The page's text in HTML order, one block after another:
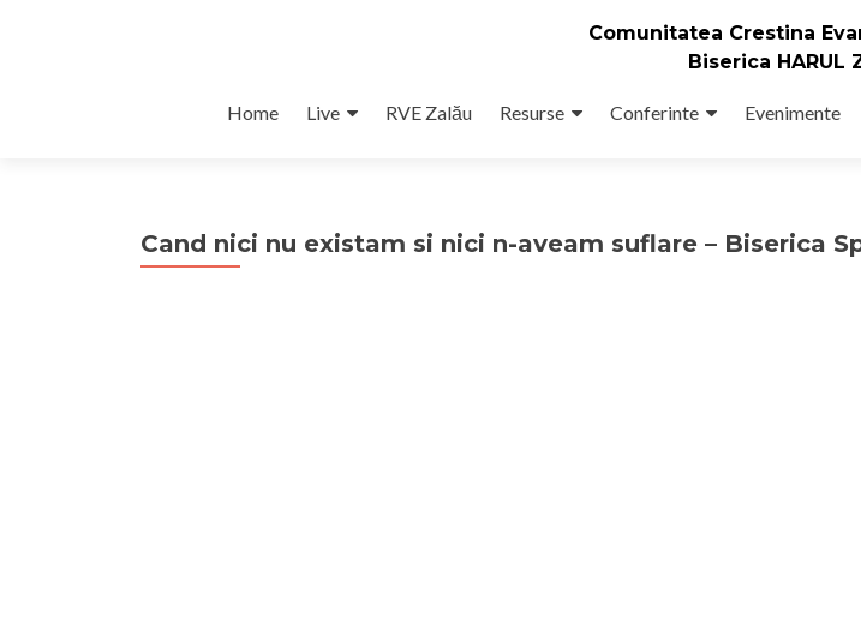
Comunitatea Crestina
Biserica HARUL
Home Live RVE Zalău Resurse Conferinte Evenimente
Cand nici nu existam si nici n-aveam suflare – Biserica